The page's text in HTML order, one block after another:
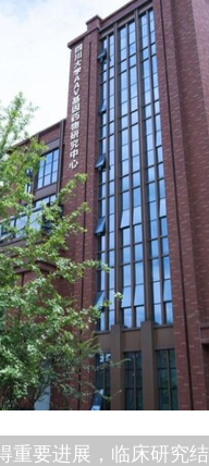
布｜中美泌尿大咖